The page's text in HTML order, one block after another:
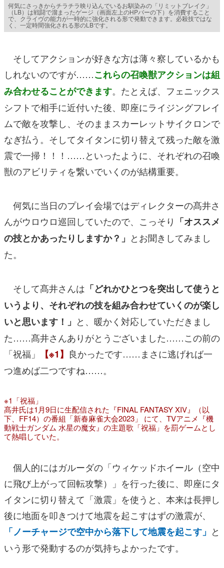
何気にさっきからチラチラ映り込んでいるお馴染みの「リミットブレイク」
（LB）は戦闘で溜まったゲージ（画面左上のHPバーの下）を消費すること
で、クライヴの能力が一時的に強化される形で発動できます。必殺技ではな
く、一定時間強化される形のLBです。
そしてアクションが好きな方は薄々察しているかも
しれないのですが……これらの召喚獣アクションは組
み合わせることができます。たとえば、フェニックス
シフトで相手に近付いた後、即座にライジングフレイ
ムで敵を攻撃し、そのままスカーレットサイクロンで
なぎ払う。そしてタイタンに切り替えて残った敵を激
震で一掃！！！……といったように、それぞれの召喚
獣のアビリティを繋いでいくのが結構重要。
何気に当日のプレイ会場ではディレクターの髙井さ
んがウロウロ巡回していたので、こっそり 「オススメ
の技とかあったりしますか？」 とお聞きしてみまし
た。
そして髙井さんは 「どれかひとつを突出して使うと
いうより、それぞれの技を組み合わせていくのが楽し
いと思います！」 と、暖かく対応していただきまし
た……髙井さんありがとうございました……この前の
「祝福」
【※1】 良かったです……まさに逃げれば一
つ進めば二つですね……。
※1「祝福」
髙井氏は1月9日に生配信された『FINAL FANTASY XIV』（以
下、FF14）の番組「新春麻雀大会2023」 にて、TVアニメ 『機
動戦士ガンダム 水星の魔女』 の主題歌「祝福」を罰ゲームとし
て熱唱していた。
個人的にはガルーダの「ウィケッドホイール（空中
に飛び上がって回転攻撃）」を行った後に、即座にタ
イタンに切り替えて「激震」を使うと、本来は長押し
後に地面を叩きつけて地震を起こすはずの激震が、
「ノーチャージで空中から落下して地震を起こす」 と
いう形で発動するのが気持ちよかったです。